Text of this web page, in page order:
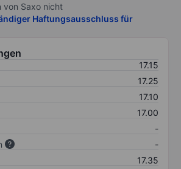
von Saxo nicht
Haftungsausschluss für
17.15
17.25
17.10
17.00
-
-
17.35